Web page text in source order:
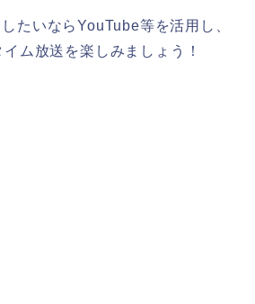
たいならYouTube等を活用し、
ム放送を楽しみましょう！